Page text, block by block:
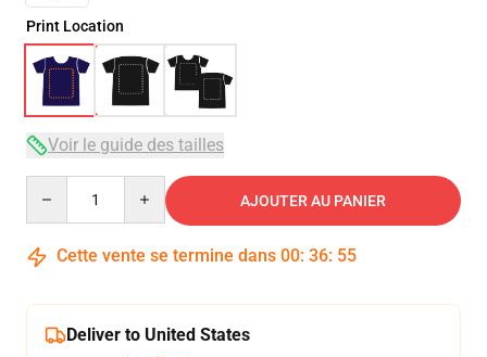
Print Location
Voir le guide des tailles
AJOUTER AU PANIER
Cette vente se termine dans 00: 36: 54
Deliver to United States